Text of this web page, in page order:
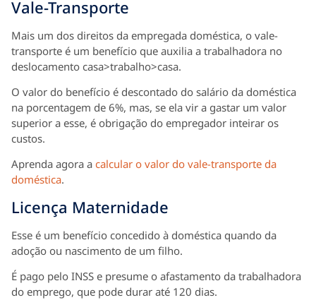
Vale-Transporte
Mais um dos direitos da empregada doméstica, o vale-
transporte é um benefício que auxilia a trabalhadora no
deslocamento casa>trabalho>casa.
O valor do benefício é descontado do salário da doméstica
na porcentagem de 6%, mas, se ela vir a gastar um valor
superior a esse, é obrigação do empregador inteirar os
custos.
Aprenda agora a calcular o valor do vale-transporte da
doméstica.
Licença Maternidade
Esse é um benefício concedido à doméstica quando da
adoção ou nascimento de um filho.
É pago pelo INSS e presume o afastamento da trabalhadora
do emprego, que pode durar até 120 dias.